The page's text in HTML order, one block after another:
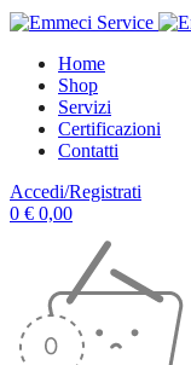
Home
Shop
Servizi
Certificazioni
Contatti
Accedi/Registrati
0 € 0,00